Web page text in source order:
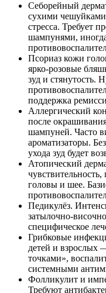
Себорейный
сухими
стресса. Требует
шампунями,
Псориаз кожи
ярко-розовые
зуд и стянутость.
поддержка
Аллергический
после
шампуней. Часто
ароматизаторы.
ухода зуд будет
Атопический
головы и шее.
Педикулёз.
затылочно-
специфическое
Грибковые
детей и взрослых
точками»,
системными
Фолликулит и
Требуют